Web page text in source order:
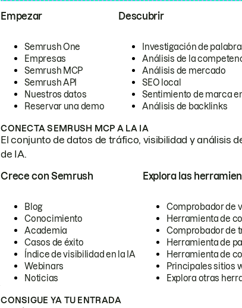
Empezar
Semrush One
Empresas
Semrush MCP
Semrush API
Nuestros datos
Reservar una demo
Descubrir
Investigación de
Análisis de la
Análisis de mercado
SEO local
Sentimiento de marca
Análisis de backlinks
CONECTA SEMRUSH MCP A LA IA
El conjunto de datos de tráfico, visibilidad y análisis
de IA.
Crece con Semrush
Blog
Conocimiento
Academia
Casos de éxito
Índice de visibilidad en la IA
Webinars
Noticias
Explora las
Comprobador de
Herramienta de
Comprobador de
Herramienta de
Herramienta de
Principales sitios
Explora otras
CONSIGUE YA TU ENTRADA